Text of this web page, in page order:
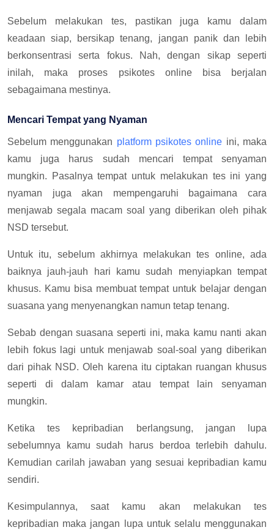
Sebelum melakukan tes, pastikan juga kamu dalam
keadaan siap, bersikap tenang, jangan panik dan lebih
berkonsentrasi serta fokus. Nah, dengan sikap seperti
inilah, maka proses psikotes online bisa berjalan
sebagaimana mestinya.
Mencari Tempat yang Nyaman
Sebelum menggunakan platform psikotes online ini, maka
kamu juga harus sudah mencari tempat senyaman
mungkin. Pasalnya tempat untuk melakukan tes ini yang
nyaman juga akan mempengaruhi bagaimana cara
menjawab segala macam soal yang diberikan oleh pihak
NSD tersebut.
Untuk itu, sebelum akhirnya melakukan tes online, ada
baiknya jauh-jauh hari kamu sudah menyiapkan tempat
khusus. Kamu bisa membuat tempat untuk belajar dengan
suasana yang menyenangkan namun tetap tenang.
Sebab dengan suasana seperti ini, maka kamu nanti akan
lebih fokus lagi untuk menjawab soal-soal yang diberikan
dari pihak NSD. Oleh karena itu ciptakan ruangan khusus
seperti di dalam kamar atau tempat lain senyaman
mungkin.
Ketika tes kepribadian berlangsung, jangan lupa
sebelumnya kamu sudah harus berdoa terlebih dahulu.
Kemudian carilah jawaban yang sesuai kepribadian kamu
sendiri.
Kesimpulannya, saat kamu akan melakukan tes
kepribadian maka jangan lupa untuk selalu menggunakan